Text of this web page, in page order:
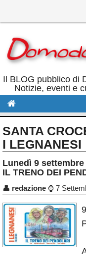
Il BLOG pubblico di
Notizie, eventi e
Politica
Sport
Eventi
Rubriche
Calendario
Annunci
SANTA
I LEGNANESI
Lunedì 9
IL TRENO DEI
👤 redazione ⌚ 7